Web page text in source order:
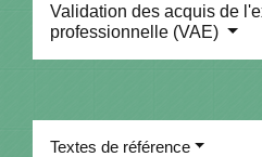
Validation des acquis de
professionnelle (VAE)
Textes de référence